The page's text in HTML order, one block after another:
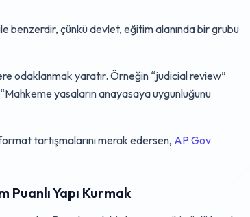
benzerdir, çünkü devlet, eğitim alanında bir grubu
odaklanmak yaratır. Örneğin “judicial review”
yasaların anayasaya uygunluğunu
tartışmalarını merak edersen, AP Gov
Puanlı Yapı Kurmak